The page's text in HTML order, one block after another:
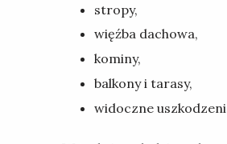
stropy,
więźba dachowa,
kominy,
balkony i tarasy,
widoczne